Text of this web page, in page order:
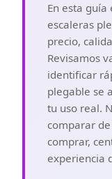
En esta
escaleras
precio,
Revisamos
identificar
plegable se
tu uso real.
comparar
comprar,
experiencia